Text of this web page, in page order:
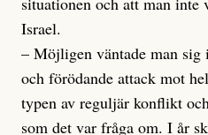
Israel.
– Möjligen väntade man sig
och förödande attack mot
typen av reguljär konflikt
som det var fråga om. I år